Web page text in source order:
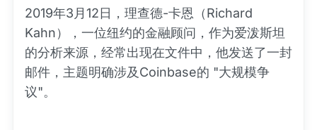
2019年3月12日，理查德-卡恩（Richard
Kahn），一位纽约的金融顾问，作为爱泼斯坦
的分析来源，经常出现在文件中，他发送了一封
邮件，主题明确涉及Coinbase的 "大规模争
议"。